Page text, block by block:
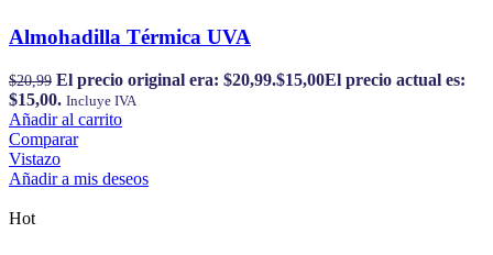
Almohadilla Térmica UVA
$20,99 El precio original era: $20,99.$15,00El precio actual es:
$15,00. Incluye IVA
Añadir al carrito
Comparar
Vistazo
Añadir a mis deseos
Hot